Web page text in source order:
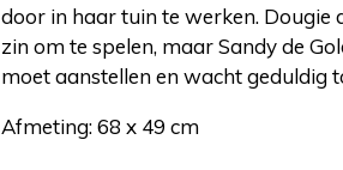
door in haar tuin te werken. Dougie
zin om te spelen, maar Sandy de
moet aanstellen en wacht geduldig
Afmeting: 68 x 49 cm